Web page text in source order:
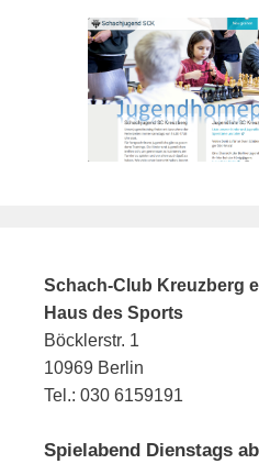
Schach-Club Kreuzberg
Haus des Sports
Böcklerstr. 1
10969 Berlin
Tel.: 030 6159191
Spielabend Dienstags